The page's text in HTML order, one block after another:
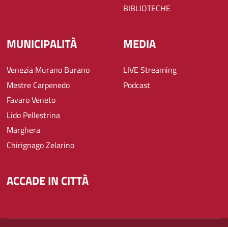
BIBLIOTECHE
MUNICIPALITÀ
Venezia Murano Burano
Mestre Carpenedo
Favaro Veneto
Lido Pellestrina
Marghera
Chirignago Zelarino
MEDIA
LIVE Streaming
Podcast
ACCADE IN CITTÀ